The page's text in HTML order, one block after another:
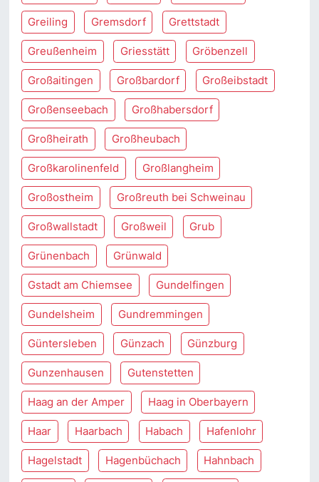
Greiling Gremsdorf Grettstadt
Greußenheim Griesstätt Gröbenzell
Großaitingen Großbardorf Großeibstadt
Großenseebach Großhabersdorf
Großheirath Großheubach
Großkarolinenfeld Großlangheim
Großostheim Großreuth bei Schweinau
Großwallstadt Großweil Grub
Grünenbach Grünwald
Gstadt am Chiemsee Gundelfingen
Gundelsheim Gundremmingen
Güntersleben Günzach Günzburg
Gunzenhausen Gutenstetten
Haag an der Amper Haag in Oberbayern
Haar Haarbach Habach Hafenlohr
Hagelstadt Hagenbüchach Hahnbach